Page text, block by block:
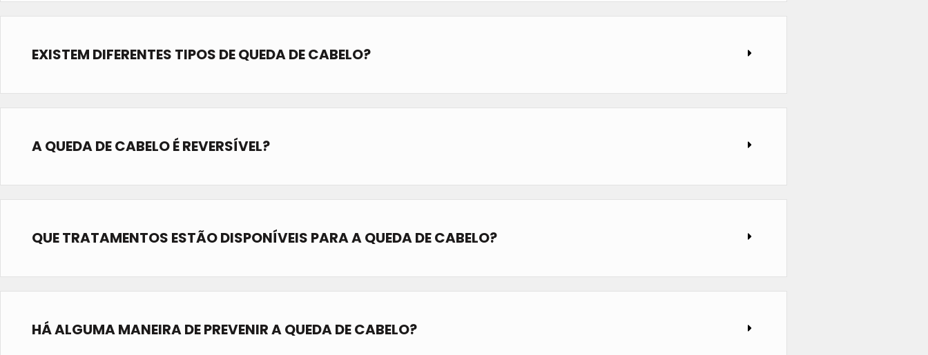
EXISTEM DIFERENTES TIPOS DE QUEDA DE CABELO?
A QUEDA DE CABELO É REVERSÍVEL?
QUE TRATAMENTOS ESTÃO DISPONÍVEIS PARA A QUEDA DE CABELO?
HÁ ALGUMA MANEIRA DE PREVENIR A QUEDA DE CABELO?